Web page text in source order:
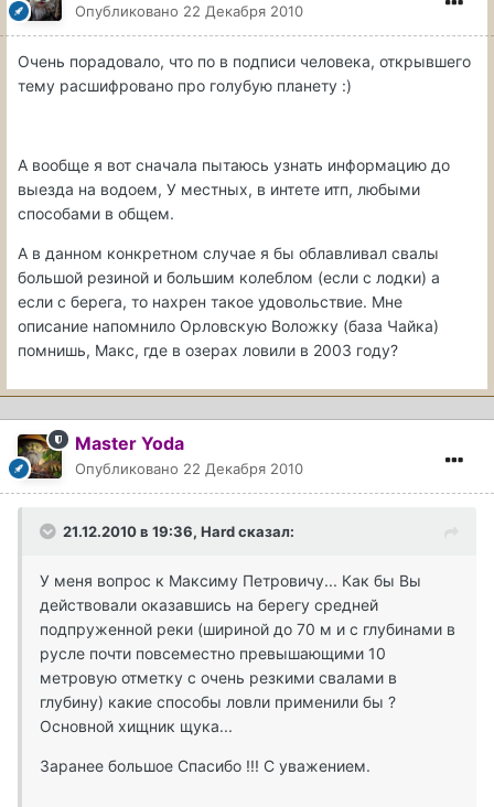
Опубликовано 22 Декабря 2010
Очень порадовало, что по в подписи человека, открывшего
тему расшифровано про голубую планету :)
А вообще я вот сначала пытаюсь узнать информацию до
выезда на водоем, У местных, в интете итп, любыми
способами в общем.
А в данном конкретном случае я бы облавливал свалы
большой резиной и большим колеблом (если с лодки) а
если с берега, то нахрен такое удовольствие. Мне
описание напомнило Орловскую Воложку (база Чайка)
помнишь, Макс, где в озерах ловили в 2003 году?
Master Yoda
Опубликовано 22 Декабря 2010
21.12.2010 в 19:36, Hard сказал:
У меня вопрос к Максиму Петровичу... Как бы Вы
действовали оказавшись на берегу средней
подпруженной реки (шириной до 70 м и с глубинами в
русле почти повсеместно превышающими 10
метровую отметку с очень резкими свалами в
глубину) какие способы ловли применили бы ?
Основной хищник щука...
Заранее большое Спасибо !!! С уважением.